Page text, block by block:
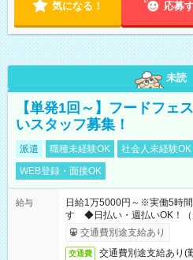
気になる！ 応募
未読
【単発1回～】フードフェ
いスタッフ募集！
派遣 職種未経験OK 社会人未経験OK
WEB登録・面接OK
給与
日給1万5000円～※実働5時
す ◆日払い・週払いOK！（
も異なります
交通費別途支給あり
交通費 交通費別途支給あり(